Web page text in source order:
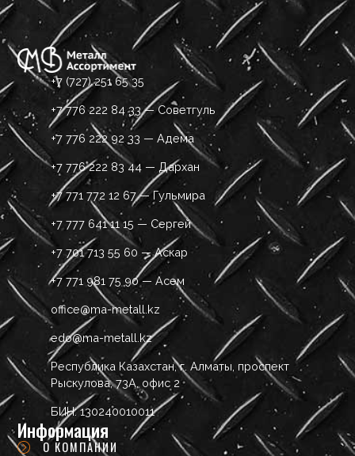
+7 (727) 251 65 35
+7 776 222 84 33 — Советгуль
+7 776 222 92 33 — Адема
+7 776 222 83 44 — Дархан
+7 771 772 12 67 — Гульмира
+7 777 641 11 15 — Сергей
+7 701 713 55 60 — Аскар
+7 771 981 75 90 — Асем
office@ma-metall.kz
edo@ma-metall.kz
Республика Казахстан, г. Алматы, проспект
Рыскулова, 73А, офис 2
БИН: 130240010011
Информация
О КОМПАНИИ